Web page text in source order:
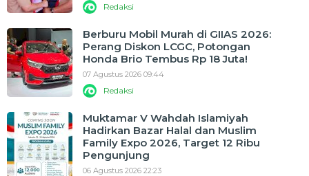
Redaksi
Berburu Mobil Murah di GIIAS 2026:
Perang Diskon LCGC, Potongan
Honda Brio Tembus Rp 18 Juta!
07 Agustus 2026 09:44
Redaksi
Muktamar V Wahdah Islamiyah
Hadirkan Bazar Halal dan Muslim
Family Expo 2026, Target 12 Ribu
Pengunjung
06 Agustus 2026 22:23